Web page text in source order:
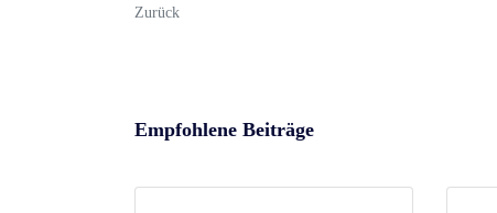
Zurück
Empfohlene Beiträge